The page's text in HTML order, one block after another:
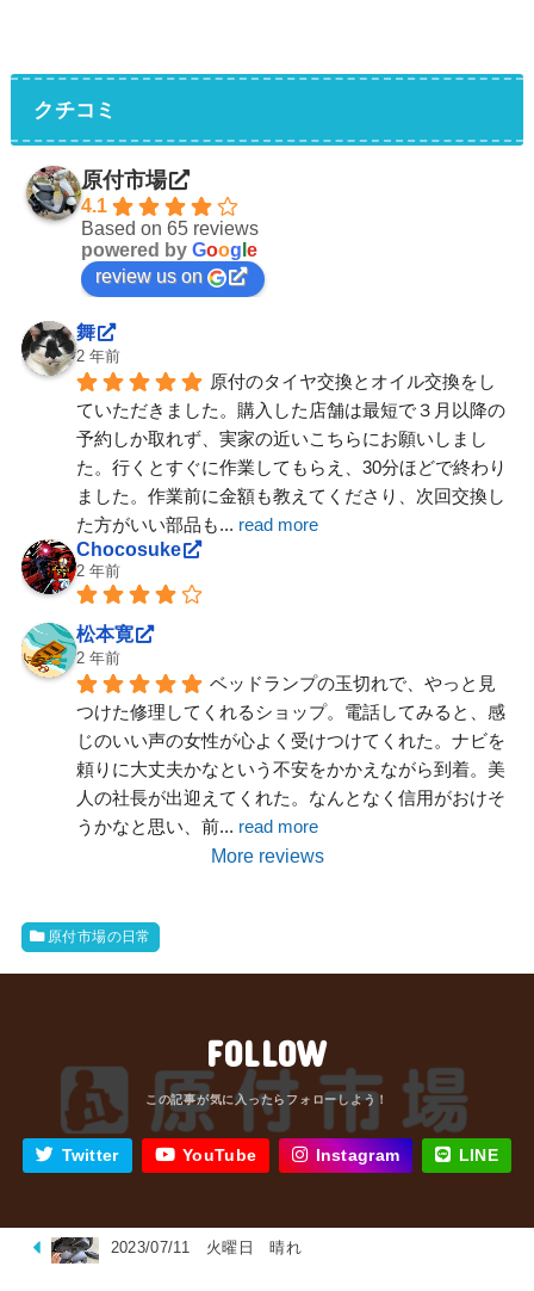
クチコミ
原付市場
4.1
Based on 65 reviews
powered by Goog e
review us on
舞
2 年前
原付のタイヤ交換とオイル交換をし
ていただきました。購入した店舗は最短で３月以降の
予約しか取れず、実家の近いこちらにお願いしまし
た。行くとすぐに作業してもらえ、30分ほどで終わり
ました。作業前に金額も教えてくださり、次回交換し
た方がいい部品も... read more
Chocosuke
2 年前
松本寛
2 年前
ベッドランプの玉切れで、やっと見
つけた修理してくれるショップ。電話してみると、感
じのいい声の女性が心よく受けつけてくれた。ナビを
頼りに大丈夫かなという不安をかかえながら到着。美
人の社長が出迎えてくれた。なんとなく信用がおけそ
うかなと思い、前... read more
More reviews
原付市場の日常
FOLLOW
Twitter YouTube Instagram LINE
2023/07/11 火曜日 晴れ